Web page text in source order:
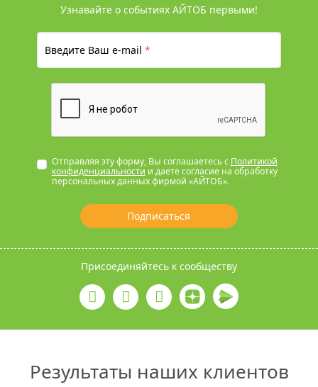
Узнавайте о событиях АЙТОБ первыми!
Введите Ваш e-mail*
Отправляя эту форму, Вы соглашаетесь с Политикой
конфиденциальности и даете согласие на обработку
персональных данных фирмой «АЙТОБ».
Подписаться
Присоединяйтесь к сообществу
Результаты наших клиентов